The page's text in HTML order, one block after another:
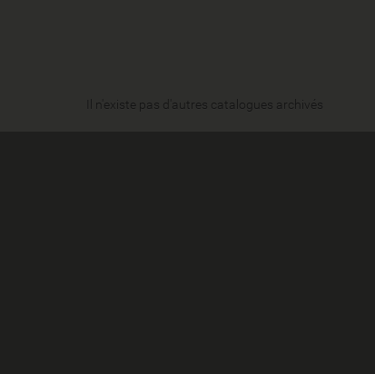
Il n'existe pas d'autres catalogues archivés